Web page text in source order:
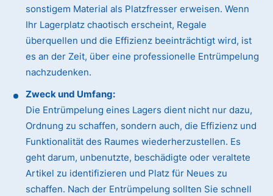
sonstigem Material als Platzfresser erweisen. Wenn
Ihr Lagerplatz chaotisch erscheint, Regale
überquellen und die Effizienz beeinträchtigt wird, ist
es an der Zeit, über eine professionelle Entrümpelung
nachzudenken.
Zweck und Umfang:
Die Entrümpelung eines Lagers dient nicht nur dazu,
Ordnung zu schaffen, sondern auch, die Effizienz und
Funktionalität des Raumes wiederherzustellen. Es
geht darum, unbenutzte, beschädigte oder veraltete
Artikel zu identifizieren und Platz für Neues zu
schaffen. Nach der Entrümpelung sollten Sie schnell